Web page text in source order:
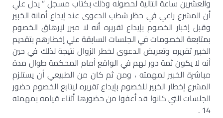
والعشرين ساعة التالية لحصوله وذلك بكتاب مسجل ” يدل علي
أن المشرع راعي في حظر شطب الدعوى عند إيداع أمانة الخبير
وقبل إخبار الخصوم بإيداع تقريره أنه لا مبرر لإرهاق الخصوم
بمتابعة الخصومات في الجلسات السابقة علي إخطارهم بتقديم
الخبير تقريره وتعريض الدعوى لخطر الزوال نتيجة لذلك في حين
أنه لا يكون ثمة دور لهم في الواقع أمام المحكمة طوال مدة
مباشرة الخبير لمهمته ، ومن ثم كان من الطبيعي أن يستلزم
المشرع إخطار الخبير للخصوم بإيداع تقريره ليتابع الخصوم حضور
الجلسات التي كانوا قد أعفوا من حضورها أثناء قيامه بمهمته
14 .